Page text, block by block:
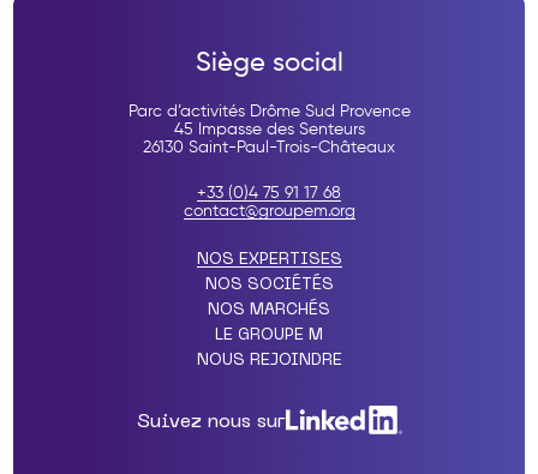
Siège social
Parc d’activités Drôme Sud Provence
45 Impasse des Senteurs
26130 Saint-Paul-Trois-Châteaux
+33 (0)4 75 91 17 68
contact@groupem.org
NOS EXPERTISES
NOS SOCIÉTÉS
NOS MARCHÉS
LE GROUPE M
NOUS REJOINDRE
Suivez nous sur